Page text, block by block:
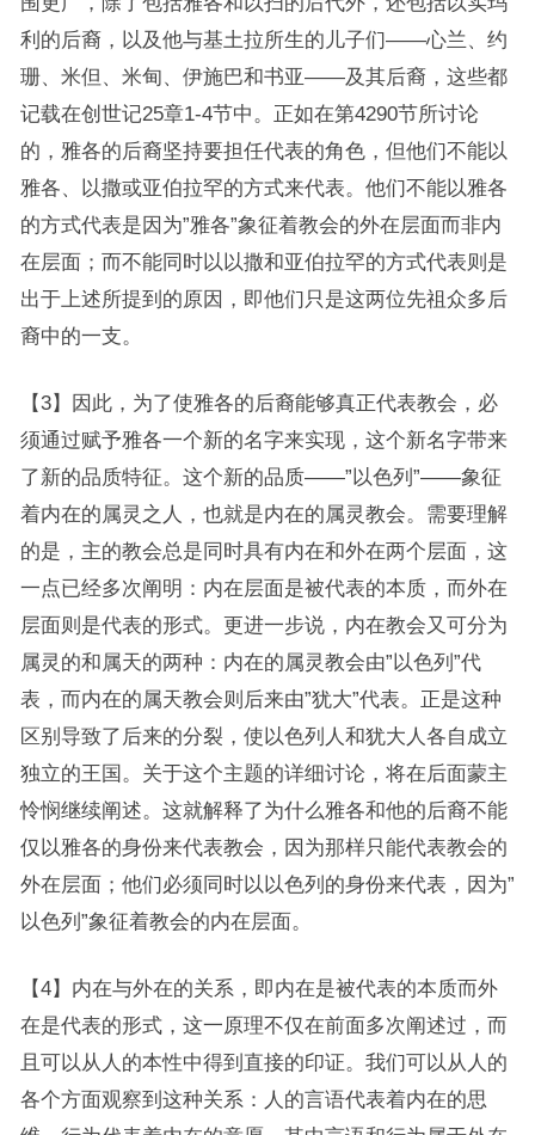
利的后裔，以及他与基土拉所生的儿子们——心兰、约
珊、米但、米甸、伊施巴和书亚——及其后裔，这些都
记载在创世记25章1-4节中。正如在第4290节所讨论
的，雅各的后裔坚持要担任代表的角色，但他们不能以
雅各、以撒或亚伯拉罕的方式来代表。他们不能以雅各
的方式代表是因为”雅各”象征着教会的外在层面而非内
在层面；而不能同时以以撒和亚伯拉罕的方式代表则是
出于上述所提到的原因，即他们只是这两位先祖众多后
裔中的一支。
【3】因此，为了使雅各的后裔能够真正代表教会，必
须通过赋予雅各一个新的名字来实现，这个新名字带来
了新的品质特征。这个新的品质——”以色列”——象征
着内在的属灵之人，也就是内在的属灵教会。需要理解
的是，主的教会总是同时具有内在和外在两个层面，这
一点已经多次阐明：内在层面是被代表的本质，而外在
层面则是代表的形式。更进一步说，内在教会又可分为
属灵的和属天的两种：内在的属灵教会由”以色列”代
表，而内在的属天教会则后来由”犹大”代表。正是这种
区别导致了后来的分裂，使以色列人和犹大人各自成立
独立的王国。关于这个主题的详细讨论，将在后面蒙主
怜悯继续阐述。这就解释了为什么雅各和他的后裔不能
仅以雅各的身份来代表教会，因为那样只能代表教会的
外在层面；他们必须同时以以色列的身份来代表，因为”
以色列”象征着教会的内在层面。
【4】内在与外在的关系，即内在是被代表的本质而外
在是代表的形式，这一原理不仅在前面多次阐述过，而
且可以从人的本性中得到直接的印证。我们可以从人的
各个方面观察到这种关系：人的言语代表着内在的思